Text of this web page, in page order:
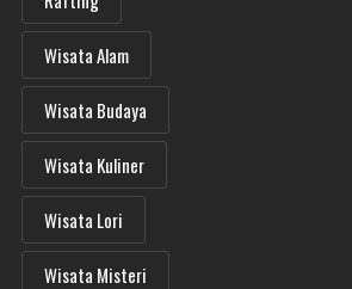
Wisata Alam
Wisata Budaya
Wisata Kuliner
Wisata Lori
Wisata Misteri